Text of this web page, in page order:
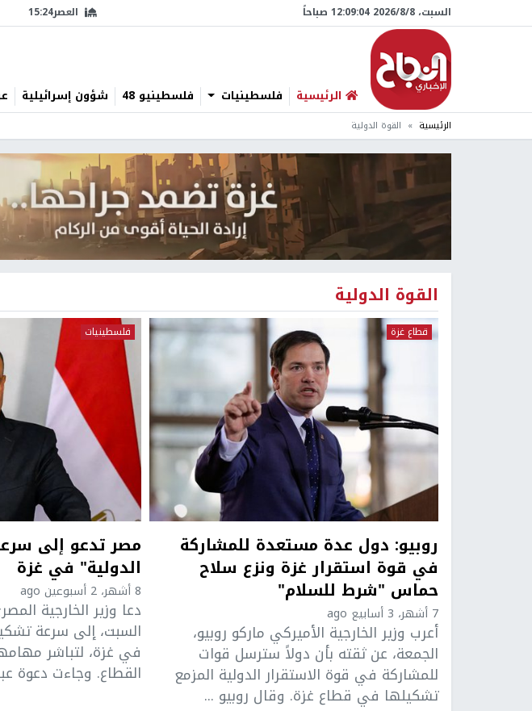
السبت، 8/‏8/‏2026 12:09:04 صباحاً العصر15:24
الرئيسية فلسطينيات فلسطينيو 48 شؤون إسرائيلية
الرئيسية القوة الدولية
القوة الدولية
قطاع غزة
روبيو: دول عدة مستعدة للمشاركة
في قوة استقرار غزة ونزع سلاح
حماس "شرط للسلام"
7 أشهر، 3 أسابيع ago
أعرب وزير الخارجية الأميركي ماركو روبيو،
الجمعة، عن ثقته بأن دولاً سترسل قوات
للمشاركة في قوة الاستقرار الدولية المزمع
تشكيلها في قطاع غزة. وقال روبيو ...
فلسطينيات
مصر تدعو إلى
الدولية" في غزة
8 أشهر، 2 أسبوعين ago
دعا وزير الخارجية
السبت، إلى سرعة
في غزة، لتباشر
القطاع. وجاءت دعوة